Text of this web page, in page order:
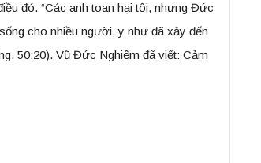
đó. “Các anh toan hại tôi, nhưng Đức
cho nhiều người, y như đã xảy đến
50:20). Vũ Đức Nghiêm đã viết: Cảm